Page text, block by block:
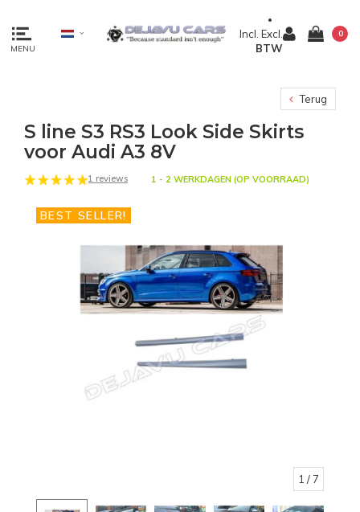
MENU
Incl. Excl.
BTW
0
Terug
S line S3 RS3 Look Side Skirts
voor Audi A3 8V
1 reviews 1 - 2 WERKDAGEN (OP VOORRAAD)
BEST SELLER!
1 / 7